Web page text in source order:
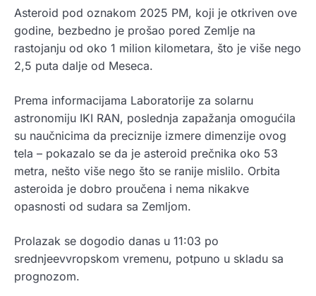
Asteroid pod oznakom 2025 PM, koji je otkriven ove
godine, bezbedno je prošao pored Zemlje na
rastojanju od oko 1 milion kilometara, što je više nego
2,5 puta dalje od Meseca.
Prema informacijama Laboratorije za solarnu
astronomiju IKI RAN, poslednja zapažanja omogućila
su naučnicima da preciznije izmere dimenzije ovog
tela – pokazalo se da je asteroid prečnika oko 53
metra, nešto više nego što se ranije mislilo. Orbita
asteroida je dobro proučena i nema nikakve
opasnosti od sudara sa Zemljom.
Prolazak se dogodio danas u 11:03 po
srednjeevvropskom vremenu, potpuno u skladu sa
prognozom.